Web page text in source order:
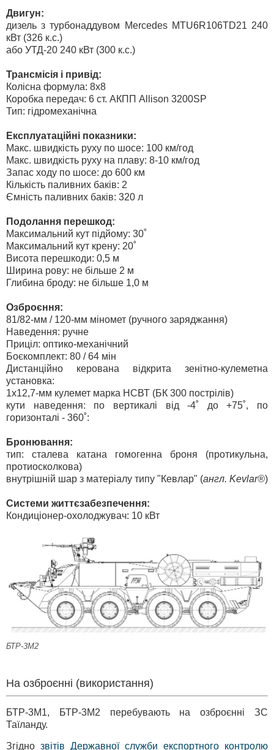
Двигун:
дизель з турбонаддувом Mercedes MTU6R106TD21 240
кВт (326 к.с.)
або УТД-20 240 кВт (300 к.с.)
Трансмісія і привід:
Колісна формула: 8х8
Коробка передач: 6 ст. АКПП Allison 3200SP
Тип: гідромеханічна
Експлуатаційні показники:
Макс. швидкість руху по шосе: 100 км/год
Макс. швидкість руху на плаву: 8-10 км/год
Запас ходу по шосе: до 600 км
Кількість паливних баків: 2
Ємність паливних баків: 320 л
Подолання перешкод:
Максимальний кут підйому: 30˚
Максимальний кут крену: 20˚
Висота перешкоди: 0,5 м
Ширина рову: не більше 2 м
Глибина броду: не більше 1,0 м
Озброєння:
81/82-мм / 120-мм міномет (ручного заряджання)
Наведення: ручне
Приціл: оптико-механічний
Боєкомплект: 80 / 64 мін
Дистанційно керована відкрита зенітно-кулеметна
установка:
1х12,7-мм кулемет марка НСВТ (БК 300 пострілів)
кути наведення: по вертикалі від -4˚ до +75˚, по
горизонталі - 360˚:
Бронювання:
тип: сталева катана гомогенна броня (протикульна,
протиосколкова)
внутрішній шар з матеріалу типу "Кевлар" (англ. Kevlar®)
Системи життєзабезпечення:
Кондиціонер-охолоджувач: 10 кВт
БТР-3М2
На озброєнні (використання)
БТР-3М1, БТР-3М2 перебувають на озброєнні ЗС
Таїланду.
Згідно звітів Державної служби експортного контролю